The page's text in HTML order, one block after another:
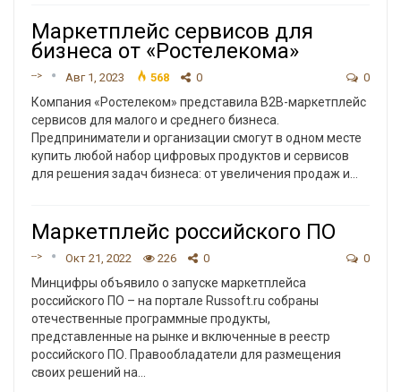
Маркетплейс сервисов для
бизнеса от «Ростелекома»
--> Авг 1, 2023 568 0 0
Компания «Ростелеком» представила B2B-маркетплейс
сервисов для малого и среднего бизнеса.
Предприниматели и организации смогут в одном месте
купить любой набор цифровых продуктов и сервисов
для решения задач бизнеса: от увеличения продаж и…
Маркетплейс российского ПО
--> Окт 21, 2022 226 0 0
Минцифры объявило о запуске маркетплейса
российского ПО – на портале Russoft.ru собраны
отечественные программные продукты,
представленные на рынке и включенные в реестр
российского ПО. Правообладатели для размещения
своих решений на…